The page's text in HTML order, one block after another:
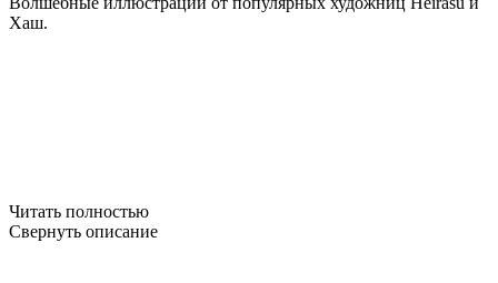
Хаш.
Читать полностью
Свернуть описание